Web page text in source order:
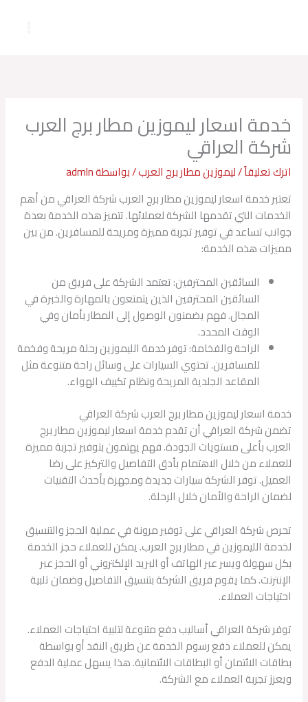
خدمة اسعار ليموزين مطار برج العرب
شركة العراقي
اترك تعليقاً/ليموزين مطار برج العرب/ بواسطةadmln
تعتبر خدمة اسعار ليموزين مطار برج العرب شركة العراقي من أهم
الخدمات التي تقدمها الشركة لعملائها. تتميز هذه الخدمة بعدة
جوانب تساعد في توفير تجربة مميزة ومريحة للمسافرين. من بين
مميزات هذه الخدمة:
السائقين المحترفين: تعتمد الشركة على فريق من
السائقين المحترفين الذين يتمتعون بالمهارة والخبرة في
المجال. فهم يضمنون الوصول إلى المطار بأمان وفي
الوقت المحدد.
الراحة والفخامة: توفر خدمة الليموزين رحلة مريحة وفخمة
للمسافرين. تحتوي السيارات على وسائل راحة متنوعة مثل
المقاعد الجلدية المريحة ونظام تكييف الهواء.
خدمة اسعار ليموزين مطار برج العرب شركة العراقي
تضمن شركة العراقي أن تقدم خدمة اسعار ليموزين مطار برج
العرب بأعلى مستويات الجودة. فهم يهتمون بتوفير تجربة مميزة
للعملاء من خلال الاهتمام بأدق التفاصيل والتركيز على رضا
العميل. توفر الشركة سيارات جديدة ومجهزة بأحدث التقنيات
لضمان الراحة والأمان خلال الرحلة.
تحرص شركة العراقي على توفير مرونة في عملية الحجز والتنسيق
لخدمة الليموزين في مطار برج العرب. يمكن للعملاء حجز الخدمة
بكل سهولة ويسر عبر الهاتف أو البريد الإلكتروني أو الحجز عبر
الإنترنت. كما يقوم فريق الشركة بتنسيق التفاصيل وضمان تلبية
احتياجات العملاء.
توفر شركة العراقي أساليب دفع متنوعة لتلبية احتياجات العملاء.
يمكن للعملاء دفع رسوم الخدمة عن طريق النقد أو بواسطة
بطاقات الائتمان أو البطاقات الائتمانية. هذا يسهل عملية الدفع
ويعزز تجربة العملاء مع الشركة.